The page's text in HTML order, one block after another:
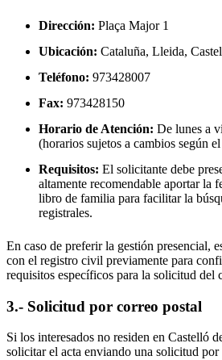
Dirección: Plaça Major 1
Ubicación: Cataluña, Lleida,
Teléfono: 973428007
Fax: 973428150
Horario de Atención: De lunes a
(horarios sujetos a cambios según
Requisitos: El solicitante debe
altamente recomendable aportar la
libro de familia para facilitar la
registrales.
En caso de preferir la gestión presencial,
con el registro civil previamente para
requisitos específicos para la solicitud del
3.- Solicitud por correo postal
Si los interesados no residen en Castelló
solicitar el acta enviando una solicitud por